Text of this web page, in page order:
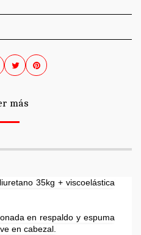
más
35kg + viscoelástica
en respaldo y espuma
en cabezal.